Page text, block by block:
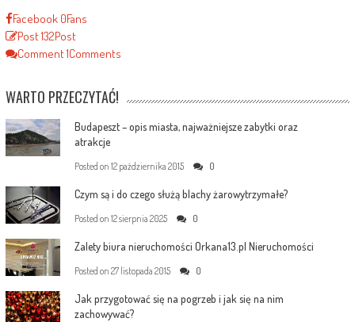
Facebook 0Fans
Post132Post
Comment1Comments
WARTO PRZECZYTAĆ!
Budapeszt – opis miasta, najważniejsze zabytki oraz
atrakcje
Posted on 12 października 2015 0
Czym są i do czego służą blachy żarowytrzymałe?
Posted on 12 sierpnia 2025 0
Zalety biura nieruchomości Orkana13.pl Nieruchomości
Posted on 27 listopada 2015 0
Jak przygotować się na pogrzeb i jak się na nim
zachowywać?